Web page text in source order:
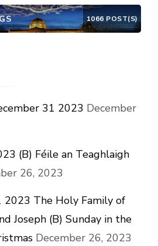
1066 POST(S)
31 2023 December
(B) Féile an Teaghlaigh
26, 2023
2023 The Holy Family of
Joseph (B) Sunday in the
December 26, 2023